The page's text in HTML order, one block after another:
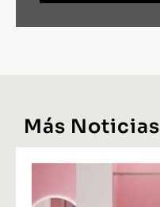
Más Noticias